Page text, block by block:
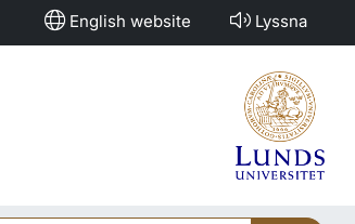
English website Lyssna